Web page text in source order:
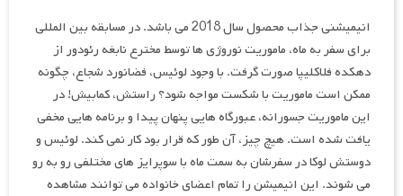
انیمیشنی جذاب محصول سال 2018 می باشد. در مسابقه بین المللی
برای سفر به ماه، ماموریت نوروژی ها توسط مخترع نابغه رئودور از
دهکده فلاکلیپا صورت گرفت. با وجود لوئیس، فضانورد شجاع، چگونه
ممکن است ماموریت با شکست مواجه شود؟ راستش، کمابیش! در
این ماموریت جسورانه، عبورگاه هایی پنهان پیدا و برنامه هایی مخفی
یافت شده است. هیچ چیز، آن طور که قرار بود کار نمی کند. لوئیس و
دوستش لوکا در سفرشان به سمت ماه با سوپرایز های مختلفی رو به رو
می شوند. این انیمیشن را تمام اعضای خانواده می توانند مشاهده